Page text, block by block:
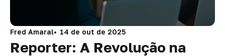
Fred Amaral 14 de out de 2025
Reporter: A Revolução na